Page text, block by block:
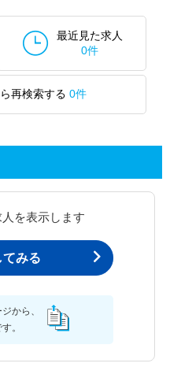
最近見た求人
0件
再検索する 0件
を表示します
みる
から、
。